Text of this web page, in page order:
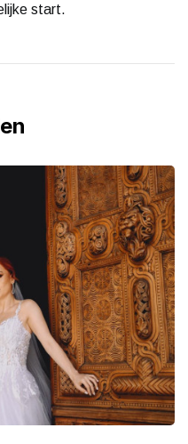
start.